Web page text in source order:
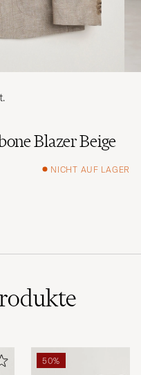
Blazer Beige
NICHT AUF LAGER
50%